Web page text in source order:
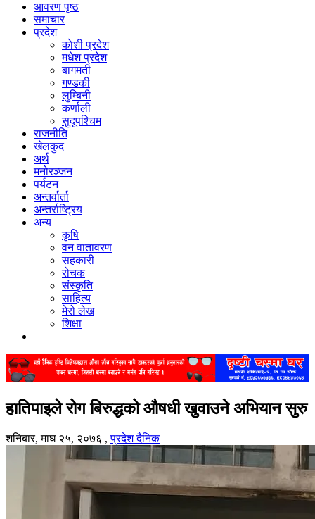
आवरण पृष्‍ठ
समाचार
प्रदेश
काेशी प्रदेश
मधेश प्रदेश
बागमती
गण्डकी
लुम्बिनी
कर्णाली
सुदूपश्‍चिम
राजनीति
खेलकुद
अर्थ
मनोरञ्‍जन
पर्यटन
अन्तर्वार्ता
अन्तर्राष्‍ट्रिय
अन्य
कृषि
वन वातावरण
सहकारी
रोचक
संस्कृति
साहित्य
मेरो लेख
शिक्षा
हातिपाइले रोग बिरुद्धको औषधी खुवाउने अभियान सुरु
शनिबार, माघ २५, २०७६ ,प्रदेश दैनिक